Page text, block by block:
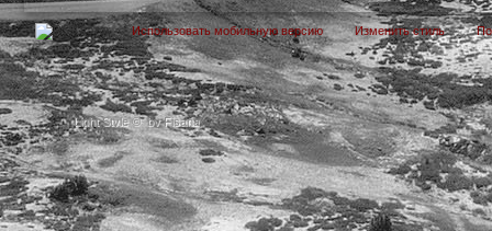
Light Style © by Fisana
Использовать мобильную версию Изменить стиль